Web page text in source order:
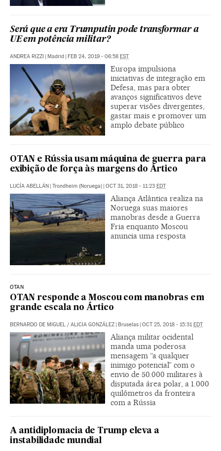
Será que a era Trumputin pode transformar a
UE em potência militar?
ANDREA RIZZI | Madrid | FEB 24, 2019 - 06:58 EST
Europa impulsiona
iniciativas de integração em
Defesa, mas para obter
avanços significativos deve
superar visões divergentes,
gastar mais e promover um
amplo debate público
OTAN e Rússia usam máquina de guerra para
exibição de força às margens do Ártico
LUCÍA ABELLÁN | Trondheim (Noruega) | OCT 31, 2018 - 11:23 EDT
Aliança Atlântica realiza na
Noruega suas maiores
manobras desde a Guerra
Fria enquanto Moscou
anuncia uma resposta
OTAN
OTAN responde a Moscou com manobras em
grande escala no Ártico
BERNARDO DE MIGUEL / ALICIA GONZÁLEZ | Bruselas | OCT 25, 2018 - 15:31EDT
Aliança militar ocidental
manda uma poderosa
mensagem “a qualquer
inimigo potencial” com o
envio de 50.000 militares à
disputada área polar, a 1.000
quilômetros da fronteira
com a Rússia
A antidiplomacia de Trump eleva a
instabilidade mundial